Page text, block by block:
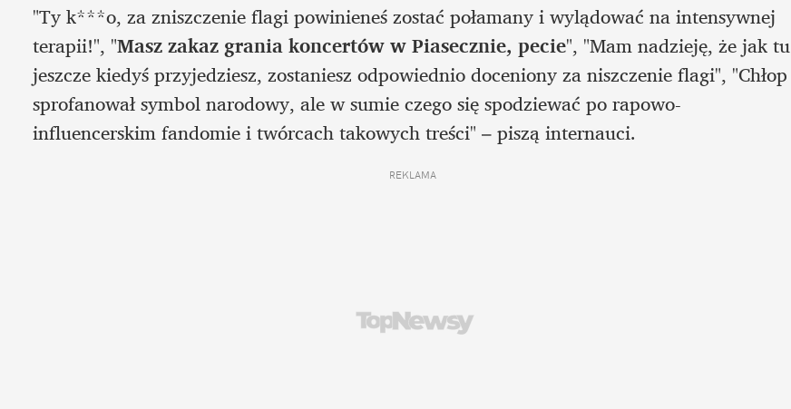
"Ty k***o, za zniszczenie flagi powinieneś zostać połamany i wylądować na intensywnej
terapii!", "Masz zakaz grania koncertów w Piasecznie, pecie", "Mam nadzieję, że jak tu
jeszcze kiedyś przyjedziesz, zostaniesz odpowiednio doceniony za niszczenie flagi", "Chłop
sprofanował symbol narodowy, ale w sumie czego się spodziewać po rapowo-
influencerskim fandomie i twórcach takowych treści" – piszą internauci.
REKLAMA